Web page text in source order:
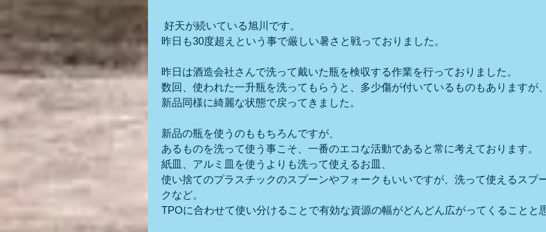
好天が続いている旭川です。
昨日も30度超えという事で厳しい暑さと戦っておりました。
昨日は酒造会社さんで洗って戴いた瓶を検収する作業を行っておりました。
数回、使われた一升瓶を洗ってもらうと、多少傷が付いているものもありますが、
新品同様に綺麗な状態で戻ってきました。
新品の瓶を使うのももちろんですが、
あるものを洗って使う事こそ、一番のエコな活動であると常に考えております。
紙皿、アルミ皿を使うよりも洗って使えるお皿、
使い捨てのプラスチックのスプーンやフォークもいいですが、洗って使えるスプ
クなど。
TPOに合わせて使い分けることで有効な資源の幅がどんどん広がってくることと